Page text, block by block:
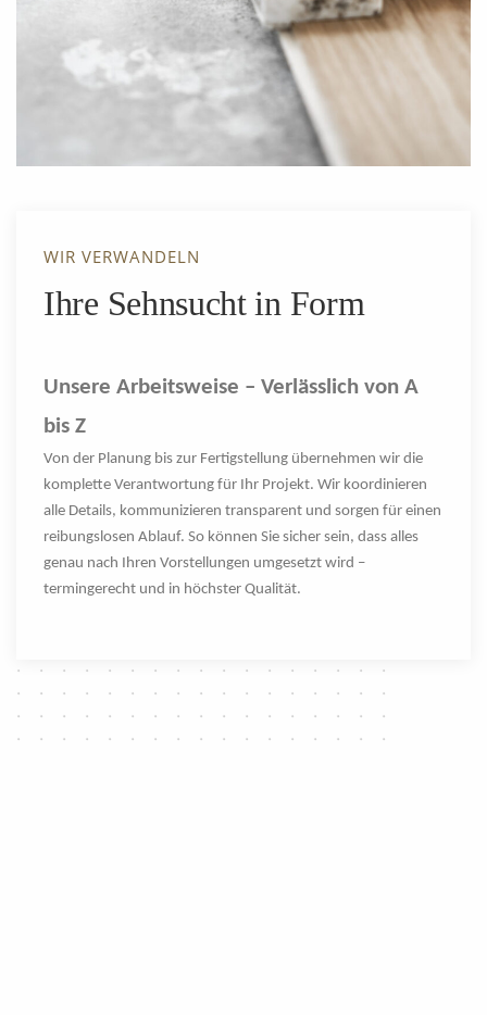
WIR VERWANDELN
Ihre Sehnsucht in Form
Unsere Arbeitsweise – Verlässlich von A
bis Z
Von der Planung bis zur Fertigstellung übernehmen wir die
komplette Verantwortung für Ihr Projekt. Wir koordinieren
alle Details, kommunizieren transparent und sorgen für einen
reibungslosen Ablauf. So können Sie sicher sein, dass alles
genau nach Ihren Vorstellungen umgesetzt wird –
termingerecht und in höchster Qualität.